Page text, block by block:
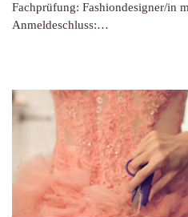
Fachprüfung: Fashiondesigner/in
Anmeldeschluss:…